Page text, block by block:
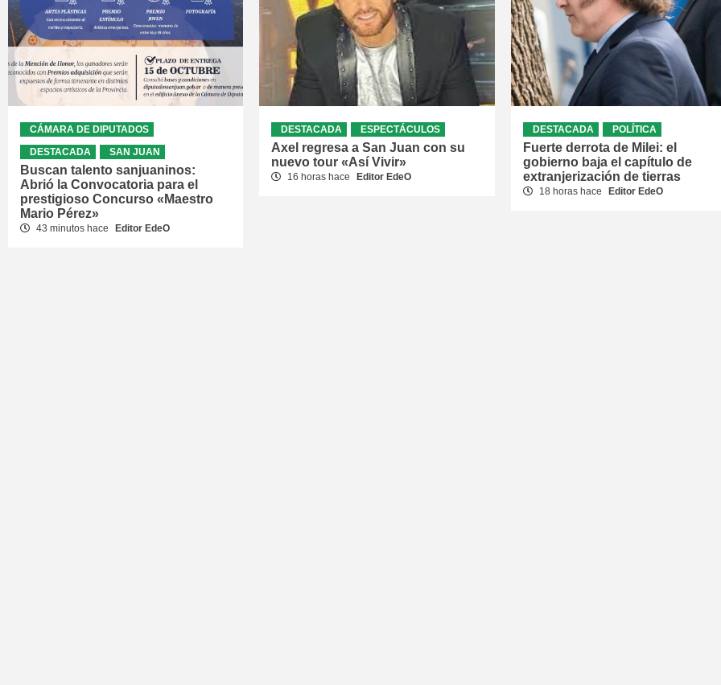
CÁMARA DE DIPUTADOS
DESTACADA
SAN JUAN
Buscan talento sanjuaninos:
Abrió la Convocatoria para el
prestigioso Concurso «Maestro
Mario Pérez»
43 minutos hace Editor EdeO
DESTACADA ESPECTÁCULOS
Axel regresa a San Juan con su
nuevo tour «Así Vivir»
16 horas hace Editor EdeO
DESTACADA POLÍTICA
Fuerte derrota de Milei: el
gobierno baja el capítulo de
extranjerización de tierras
18 horas hace Editor EdeO